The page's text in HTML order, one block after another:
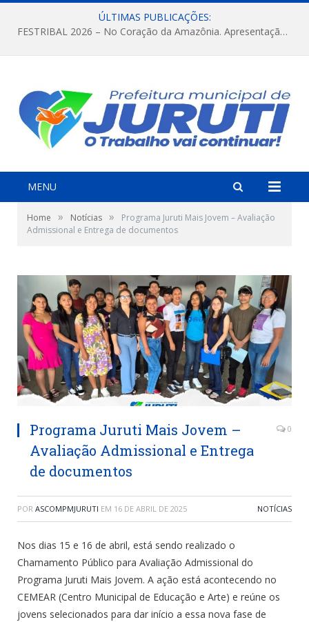
ÚLTIMAS PUBLICAÇÕES:
FESTRIBAL 2026 – No Coração da Amazônia. Apresentação da Munduruku.
MENU
Home » Notícias »
Programa Juruti Mais Jovem – Avaliação
Admissional e Entrega de documentos
Programa Juruti Mais Jovem –
Avaliação Admissional e Entrega
de documentos
0
POR ASCOMPMJURUTI EM 16 DE ABRIL DE 2025 NOTÍCIAS
Nos dias 15 e 16 de abril, está sendo realizado o
Chamamento Público para Avaliação Admissional do
Programa Juruti Mais Jovem. A ação está acontecendo no
CEMEAR (Centro Municipal de Educação e Arte) e reúne os
jovens selecionados para dar início a essa nova fase de